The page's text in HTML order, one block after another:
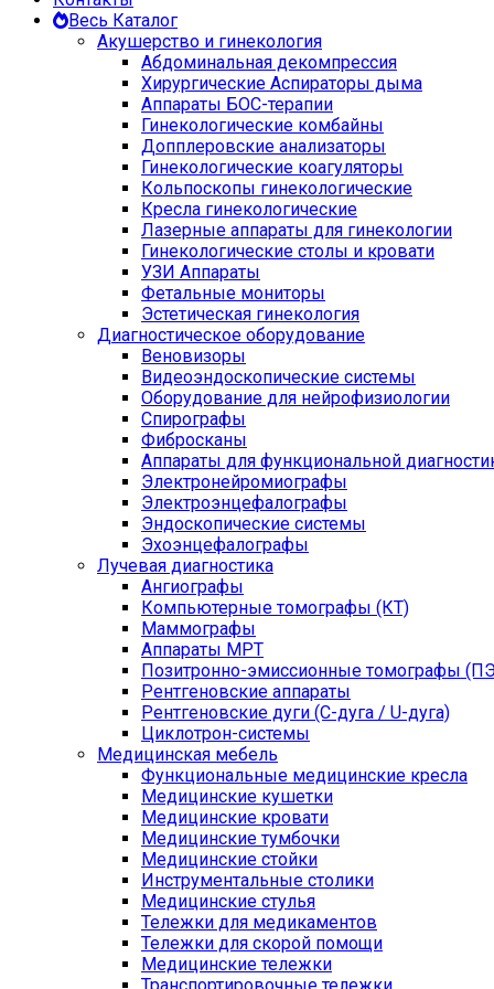
Весь Каталог
Акушерство и гинекология
Абдоминальная декомпрессия
Хирургические Аспираторы дыма
Аппараты БОС-терапии
Гинекологические комбайны
Допплеровские анализаторы
Гинекологические коагуляторы
Кольпоскопы гинекологические
Кресла гинекологические
Лазерные аппараты для гинекологии
Гинекологические столы и кровати
УЗИ Аппараты
Фетальные мониторы
Эстетическая гинекология
Диагностическое оборудование
Веновизоры
Видеоэндоскопические системы
Оборудование для нейрофизиологии
Спирографы
Фибросканы
Аппараты для функциональной
Электронейромиографы
Электроэнцефалографы
Эндоскопические системы
Эхоэнцефалографы
Лучевая диагностика
Ангиографы
Компьютерные томографы (КТ)
Маммографы
Аппараты МРТ
Позитронно-эмиссионные томографы
Рентгеновские аппараты
Рентгеновские дуги (С-дуга / U-дуга)
Циклотрон-системы
Медицинская мебель
Функциональные медицинские кресла
Медицинские кушетки
Медицинские кровати
Медицинские тумбочки
Медицинские стойки
Инструментальные столики
Медицинские стулья
Тележки для медикаментов
Тележки для скорой помощи
Медицинские тележки